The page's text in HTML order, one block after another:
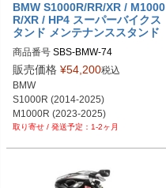
BMW S1000R/RR/XR / M1000
R/XR / HP4 スーパーバイクス
タンド メンテナンススタンド
商品番号 SBS-BMW-74
販売価格 ¥54,200税込
BMW
S1000R (2014-2025)
M1000R (2023-2025)
S1000RR (2009-2021)
HP4 (2012-2014)
1-2ヶ月